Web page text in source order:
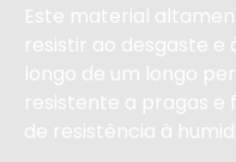
Este material
resistir ao desgaste e
longo de um longo
resistente a pragas e
de resistência à